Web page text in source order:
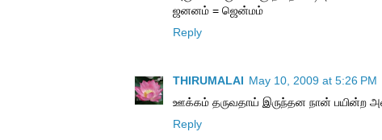
ஜனனம் = ஜென்மம்
Reply
THIRUMALAI May 10, 2009 at 5:26 PM
ஊக்கம் தருவதாய் இருந்தன நான் பயின்ற
Reply